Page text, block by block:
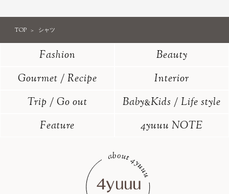
TOP シャツ
Fashion
Beauty
Gourmet / Recipe
Interior
Trip / Go out
Baby&Kids / Life style
Feature
4yuuu NOTE